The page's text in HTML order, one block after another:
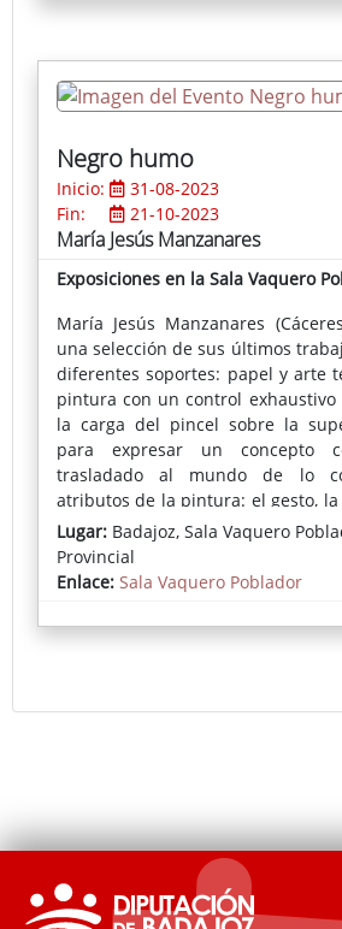
Negro humo
Inicio:
31-08-2023
Fin:
21-10-2023
María Jesús Manzanares
Exposiciones en la Sala Vaquero
María Jesús Manzanares
una selección de sus últimos
diferentes soportes: papel y arte
pintura con un control
la carga del pincel sobre la
para expresar un concepto
trasladado al mundo de lo
atributos de la pintura: el gesto, la
las capas y sus transparencias,
pintura que narra prescindiendo,
la figura.
Lugar: Badajoz, Sala Vaquero
Provincial
Enlace: Sala Vaquero Poblador